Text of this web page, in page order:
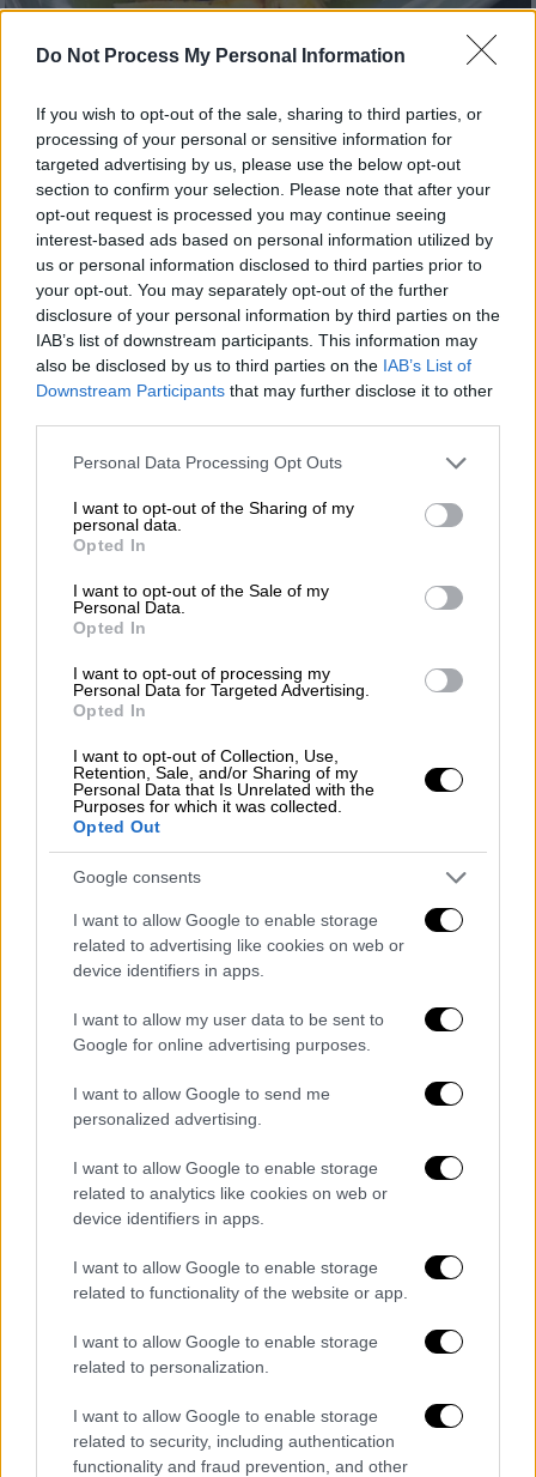
Do Not Process My Personal Information
If you wish to opt-out of the sale, sharing to third parties, or
processing of your personal or sensitive information for
targeted advertising by us, please use the below opt-out
section to confirm your selection. Please note that after your
opt-out request is processed you may continue seeing
interest-based ads based on personal information utilized by
us or personal information disclosed to third parties prior to
your opt-out. You may separately opt-out of the further
disclosure of your personal information by third parties on the
IAB’s list of downstream participants. This information may
also be disclosed by us to third parties on the IAB’s List of
Downstream Participants that may further disclose it to other
Please note that this website/app uses one or more Google
not limited to your visit or usage behaviour. You may click to
grant or deny consent to Google and its third-party tags to
use your data for below specified purposes in below Google
consent section.
Personal Data Processing Opt Outs
I want to opt-out of the Sharing of my
personal data.
Opted In
I want to opt-out of the Sale of my
Personal Data.
Opted In
I want to opt-out of processing my
Personal Data for Targeted Advertising.
Opted In
I want to opt-out of Collection, Use,
Retention, Sale, and/or Sharing of my
Personal Data that Is Unrelated with the
Purposes for which it was collected.
Opted Out
Google consents
I want to allow Google to enable storage
related to advertising like cookies on web or
device identifiers in apps.
I want to allow my user data to be sent to
Google for online advertising purposes.
I want to allow Google to send me
personalized advertising.
I want to allow Google to enable storage
related to analytics like cookies on web or
device identifiers in apps.
I want to allow Google to enable storage
related to functionality of the website or app.
I want to allow Google to enable storage
related to personalization.
I want to allow Google to enable storage
related to security, including authentication
functionality and fraud prevention, and other
Συνταγές|30.10.2022 13:17
Aφράτα μπιφτέκια κοτόπουλου με
βρώμη και πατάτες στο φούρνο - Δείτε
βίντεο
Αν θέλετε όλη τη νοστιμιά ενός φουρνιστού
κυριακάτικου φαγητού σε λίγο πιο υγιεινή
εκδοχή δοκιμάστε αυτή τη συνταγή του
Πέτρου Συρίγου
Συνταγές|20.09.2022 18:55
Μπισκότα με μέλι, καρύδια και νιφάδες
βρώμης
Συνταγή λαχταριστών μπισκότων για τον
καφέ, το γάλα ή το τσάι